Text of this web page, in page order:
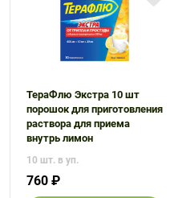
ТераФлю Экстра 10 шт
порошок для приготовления
раствора для приема
внутрь лимон
10 шт. в уп.
760 ₽